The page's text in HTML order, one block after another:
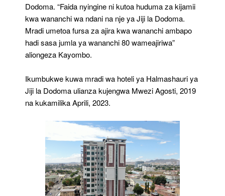
Dodoma. “Faida nyingine ni kutoa huduma za kijamii
kwa wananchi wa ndani na nje ya Jiji la Dodoma.
Mradi umetoa fursa za ajira kwa wananchi ambapo
hadi sasa jumla ya wananchi 80 wameajiriwa”
aliongeza Kayombo.
Ikumbukwe kuwa mradi wa hoteli ya Halmashauri ya
Jiji la Dodoma ulianza kujengwa Mwezi Agosti, 2019
na kukamilika Aprili, 2023.